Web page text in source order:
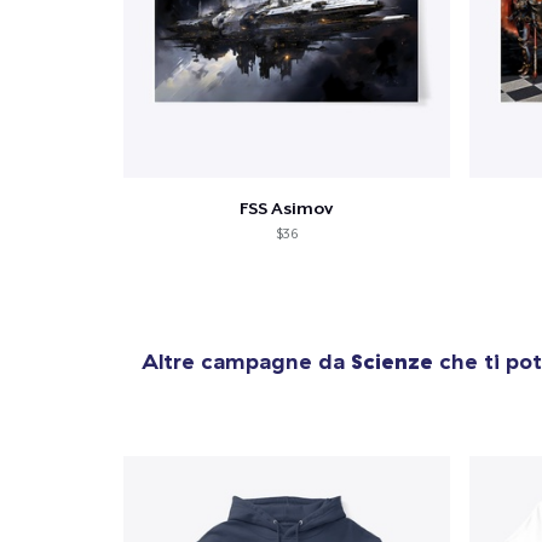
FSS Asimov
$36
Altre campagne da Scienze che ti